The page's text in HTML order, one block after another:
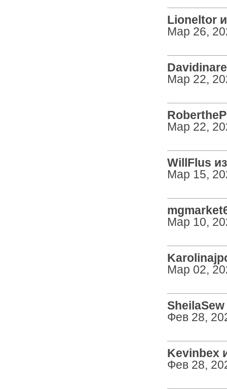
Lioneltor
Мар 26,
Davidinare
Мар 22,
RobertheP
Мар 22,
WillFlus из
Мар 15,
Мар 10,
Мар 02,
SheilaSew
Фев 28,
Kevinbex
Фев 28,